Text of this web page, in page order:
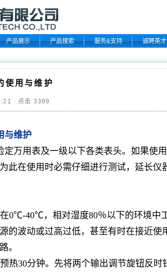
产品展示 产品搜索 服务&支持 诚聘英才
使用与维护
点击:3399
与维护
定万用表及一级以下各类表头。如果使
此在使用时必需仔细进行测试，延长仪
0℃-40℃，相对湿度80％以下的环境中
的波动或过高过低，甚至有时在接近使
。
热30分钟。先将两个输出调节旋钮反时